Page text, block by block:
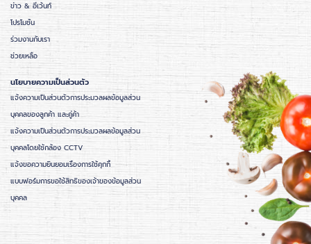
ข่าว & อีเว้นท์
โปรโมชั่น
ร่วมงานกับเรา
ช่วยเหลือ
นโยบายความเป็นส่วนตัว
แจ้งความเป็นส่วนตัวการประมวลผลข้อมูลส่วน
บุคคลของลูกค้า และคู่ค้า
แจ้งความเป็นส่วนตัวการประมวลผลข้อมูลส่วน
บุคคลโดยใช้กล้อง CCTV
แจ้งขอความยินยอมเรื่องการใช้คุกกี้
แบบฟอร์มการขอใช้สิทธิของเจ้าของข้อมูลส่วน
บุคคล